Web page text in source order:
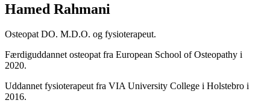
Hamed Rahmani
Osteopat DO. M.D.O. og fysioterapeut.
Færdiguddannet osteopat fra European School of Osteopathy i
2020.
Uddannet fysioterapeut fra VIA University College i Holstebro i
2016.